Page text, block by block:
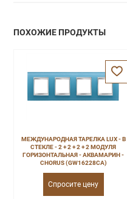
ПОХОЖИЕ ПРОДУКТЫ
МЕЖДУНАРОДНАЯ ТАРЕЛКА LUX - В
СТЕКЛЕ - 2 + 2 + 2 + 2 МОДУЛЯ
ГОРИЗОНТАЛЬНАЯ - АКВАМАРИН -
CHORUS (GW16228CA)
Спросите цену